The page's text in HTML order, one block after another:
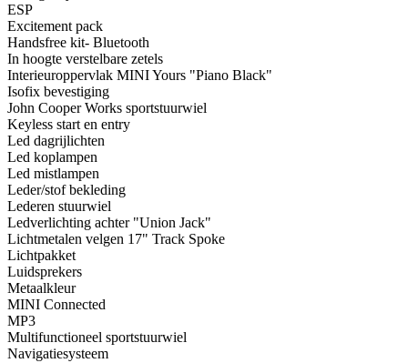
ESP
Excitement pack
Handsfree kit- Bluetooth
In hoogte verstelbare zetels
Interieuroppervlak MINI Yours "Piano Black"
Isofix bevestiging
John Cooper Works sportstuurwiel
Keyless start en entry
Led dagrijlichten
Led koplampen
Led mistlampen
Leder/stof bekleding
Lederen stuurwiel
Ledverlichting achter "Union Jack"
Lichtmetalen velgen 17" Track Spoke
Lichtpakket
Luidsprekers
Metaalkleur
MINI Connected
MP3
Multifunctioneel sportstuurwiel
Navigatiesysteem